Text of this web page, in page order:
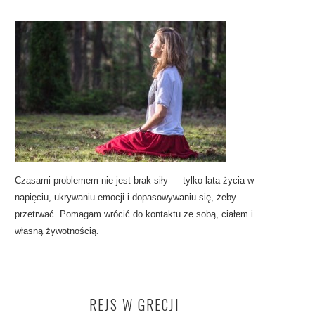
Czasami problemem nie jest brak siły — tylko lata życia w
napięciu, ukrywaniu emocji i dopasowywaniu się, żeby
przetrwać. Pomagam wrócić do kontaktu ze sobą, ciałem i
własną żywotnością.
REJS W GRECJI